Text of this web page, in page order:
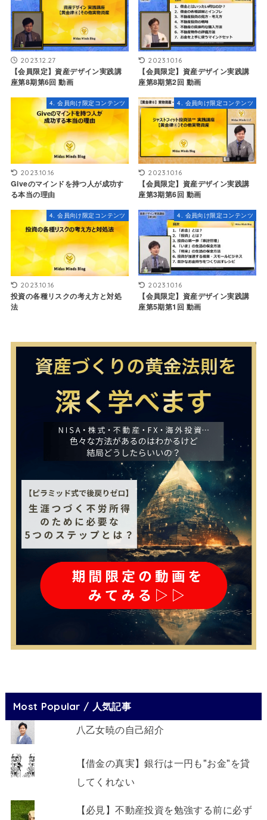
2023.12.27
【会員限定】資産デザイン実践講
座第8期第6回 動画
2023.10.16
【会員限定】資産デザイン実践講
座第8期第2回 動画
4. 会員向け限定コンテンツ
2023.10.16
Giveのマインドを持つ人が成功す
る本当の理由
4. 会員向け限定コンテンツ
2023.10.16
【会員限定】資産デザイン実践講
座第3期第6回 動画
4. 会員向け限定コンテンツ
2023.10.16
投資の各種リスクの考え方と対処
法
4. 会員向け限定コンテンツ
2023.10.16
【会員限定】資産デザイン実践講
座第5期第1回 動画
Most Popular / 人気記事
八乙女暁の自己紹介
【借金の真実】銀行は一円も"お金"を貸
してくれない
【必見】不動産投資を勉強する前に必ず